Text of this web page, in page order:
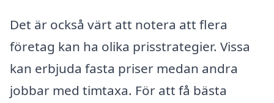
Det är också värt att notera att flera
företag kan ha olika prisstrategier. Vissa
kan erbjuda fasta priser medan andra
jobbar med timtaxa. För att få bästa